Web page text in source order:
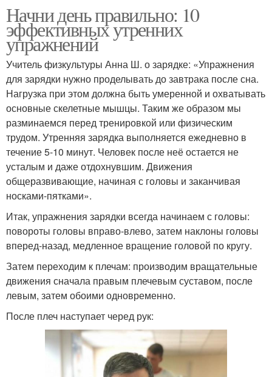
Начни день правильно: 10
эффективных утренних
упражнений
Учитель физкультуры Анна Ш. о зарядке: «Упражнения
для зарядки нужно проделывать до завтрака после сна.
Нагрузка при этом должна быть умеренной и охватывать
основные скелетные мышцы. Таким же образом мы
разминаемся перед тренировкой или физическим
трудом. Утренняя зарядка выполняется ежедневно в
течение 5-10 минут. Человек после неё остается не
усталым и даже отдохнувшим. Движения
общеразвивающие, начиная с головы и заканчивая
носками-пятками».
Итак, упражнения зарядки всегда начинаем с головы:
повороты головы вправо-влево, затем наклоны головы
вперед-назад, медленное вращение головой по кругу.
Затем переходим к плечам: производим вращательные
движения сначала правым плечевым суставом, после
левым, затем обоими одновременно.
После плеч наступает черед рук: